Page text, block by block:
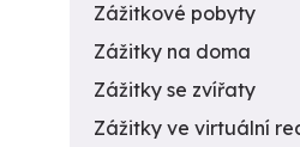
Zážitkové pobyty
Zážitky na doma
Zážitky se zvířaty
Zážitky ve virtuální